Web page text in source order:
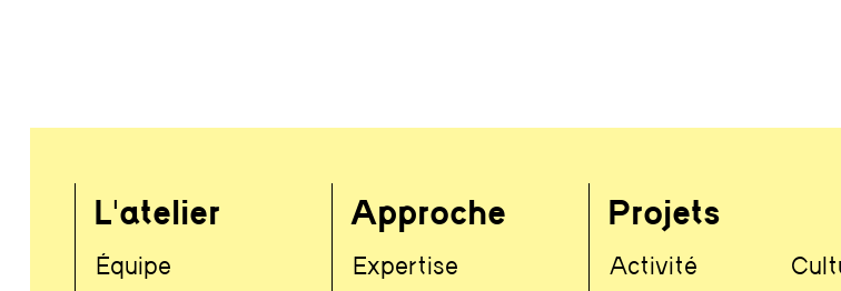
L'atelier
Équipe
Approche
Expertise
Projets
Activité